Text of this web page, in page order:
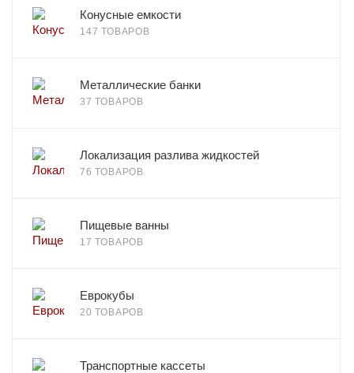
Конусные емкости
147 ТОВАРОВ
Металлические банки
37 ТОВАРОВ
Локализация разлива жидкостей
76 ТОВАРОВ
Пищевые ванны
17 ТОВАРОВ
Еврокубы
20 ТОВАРОВ
Транспортные кассеты